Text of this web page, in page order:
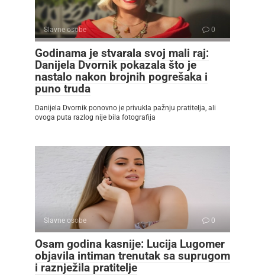
Slavne osobe 0
Godinama je stvarala svoj mali raj:
Danijela Dvornik pokazala što je
nastalo nakon brojnih pogrešaka i
puno truda
Danijela Dvornik ponovno je privukla pažnju pratitelja, ali
ovoga puta razlog nije bila fotografija
Slavne osobe 0
Osam godina kasnije: Lucija Lugomer
objavila intiman trenutak sa suprugom
i raznježila pratitelje